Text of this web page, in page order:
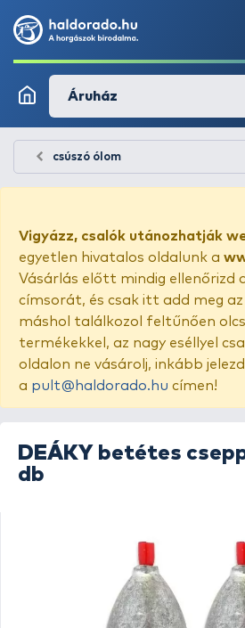
Áruház
csúszó ólom
Vigyázz, csalók utánozhatják
egyetlen hivatalos oldalunk a
Vásárlás előtt mindig ellenőrizd
címsorát, és csak itt add meg
máshol találkozol feltűnően
termékekkel, az nagy eséllyel
oldalon ne vásárolj, inkább
a pult@haldorado.hu címen!
DEÁKY betétes
db